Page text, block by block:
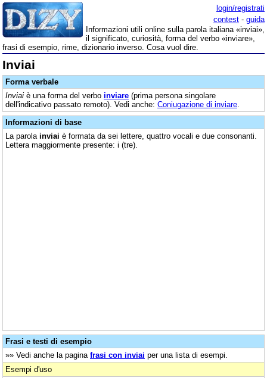
login/registrati
contest - guida
Informazioni utili online sulla parola italiana «inviai»,
il significato, curiosità, forma del verbo «inviare»,
frasi di esempio, rime, dizionario inverso. Cosa vuol dire.
Inviai
Forma verbale
Inviai è una forma del verbo inviare (prima persona singolare
dell'indicativo passato remoto). Vedi anche: Coniugazione di inviare
Informazioni di base
La parola inviai è formata da sei lettere, quattro vocali e due consonanti.
Lettera maggiormente presente: i (tre).
Frasi e testi di esempio
»» Vedi anche la pagina frasi con inviai per una lista di esempi.
Esempi d'uso